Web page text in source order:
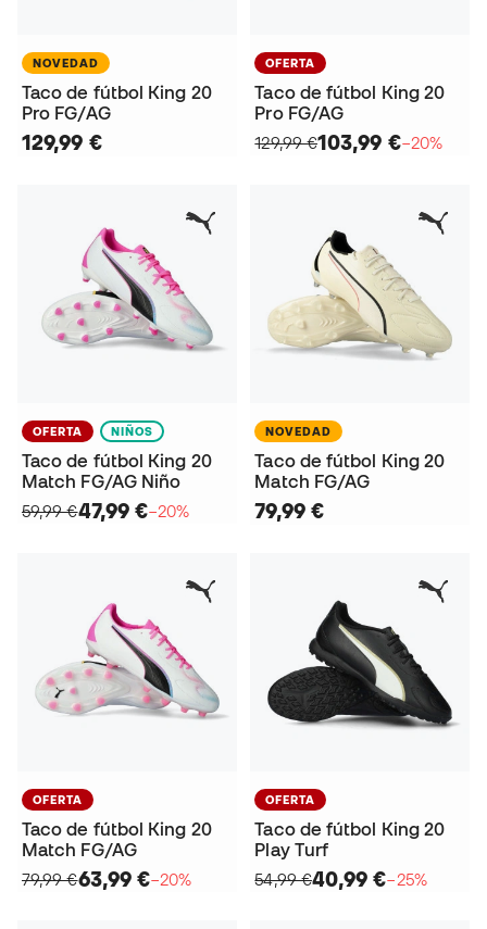
NOVEDAD
Taco de fútbol King 20
Pro FG/AG
129,99 €
OFERTA
Taco de fútbol King 20
Pro FG/AG
129,99 €103,99 €−20%
OFERTA NIÑOS
Taco de fútbol King 20
Match FG/AG Niño
59,99 €47,99 €−20%
NOVEDAD
Taco de fútbol King 20
Match FG/AG
79,99 €
OFERTA
Taco de fútbol King 20
Match FG/AG
79,99 €63,99 €−20%
OFERTA
Taco de fútbol King 20
Play Turf
54,99 €40,99 €−25%